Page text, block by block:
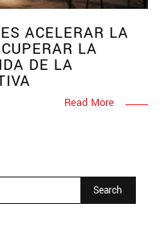
ACELERAR LA
LA
DE LA
Read More